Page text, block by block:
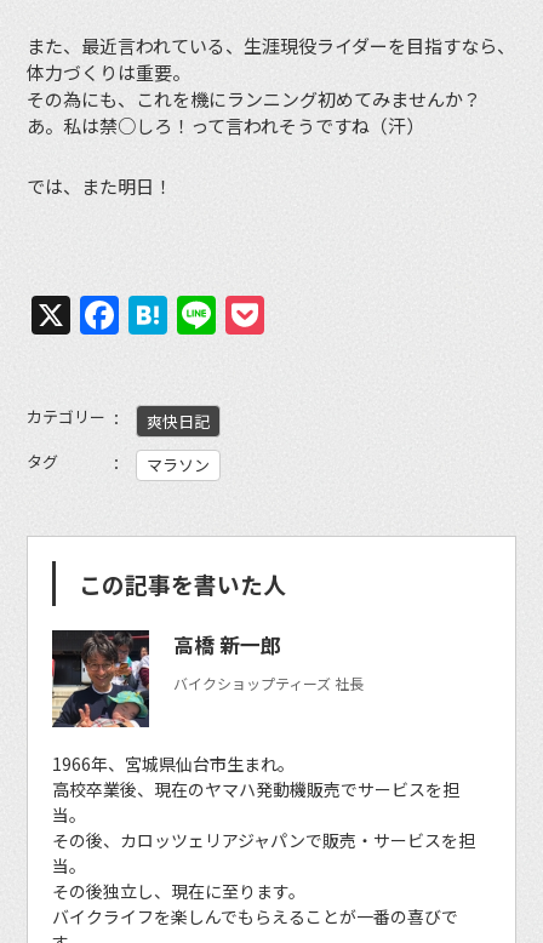
また、最近言われている、生涯現役ライダーを目指すなら、
体力づくりは重要。
その為にも、これを機にランニング初めてみませんか？
あ。私は禁○しろ！って言われそうですね（汗）
では、また明日！
X Facebook
Hatena
Line
カテゴリー
爽快日記
タグ
マラソン
この記事を書いた人
高橋 新一郎
バイクショップティーズ 社長
1966年、宮城県仙台市生まれ。
高校卒業後、現在のヤマハ発動機販売でサービスを担
当。
その後、カロッツェリアジャパンで販売・サービスを担
当。
その後独立し、現在に至ります。
バイクライフを楽しんでもらえることが一番の喜びで